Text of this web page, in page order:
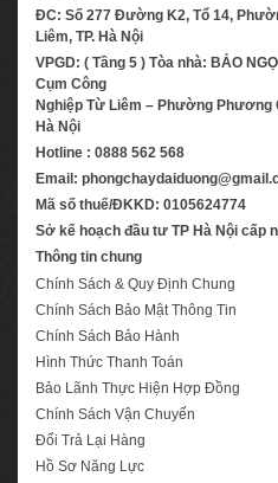
ĐC: Số 277 Đường K2, Tổ 14,
Liêm, TP. Hà Nội
VPGD: ( Tầng 5 ) Tòa nhà: BẢO
Cụm Công
Nghiệp Từ Liêm – Phường Phương
Hà Nội
Hotline : 0888 562 568
Email:
Mã số thuế/ĐKKD: 0105624774
Sở kế hoạch đầu tư TP Hà Nội cấp
Thông tin chung
Chính Sách & Quy Định Chung
Chính Sách Bảo Mật Thông Tin
Chính Sách Bảo Hành
Hình Thức Thanh Toán
Bảo Lãnh Thực Hiện Hợp Đồng
Chính Sách Vận Chuyển
Đổi Trả Lại Hàng
Hồ Sơ Năng Lực